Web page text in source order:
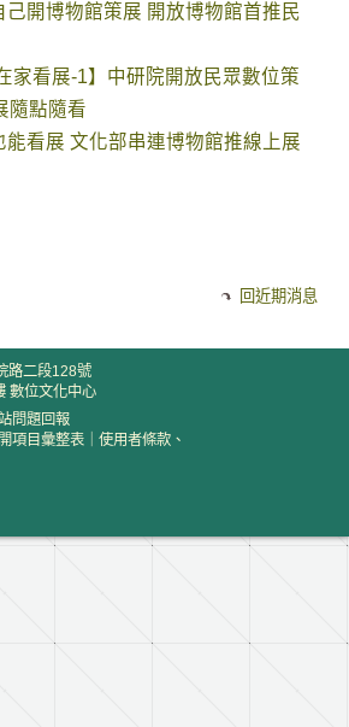
己開博物館策展 開放博物館首推民
家看展-1】中研院開放民眾數位策
點隨看
能看展 文化部串連博物館推線上展
回近期消息
路二段128號
數位文化中心
問題回報
項目彙整表
使用者條款、